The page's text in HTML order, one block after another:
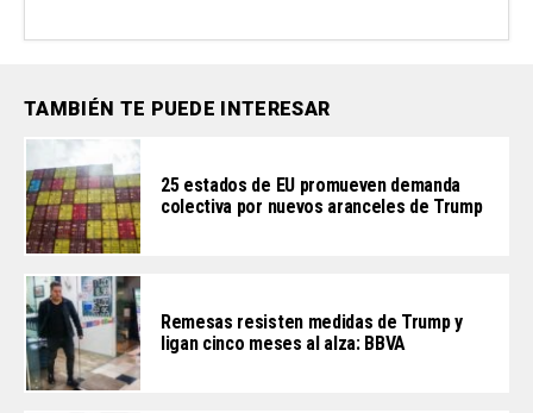
TAMBIÉN TE PUEDE INTERESAR
25 estados de EU promueven demanda
colectiva por nuevos aranceles de Trump
Remesas resisten medidas de Trump y
ligan cinco meses al alza: BBVA